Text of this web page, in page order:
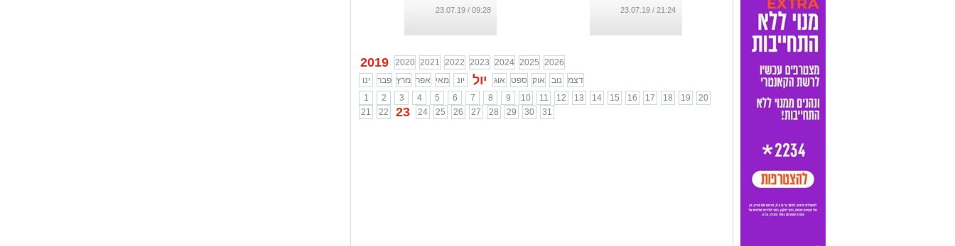
21:24 / 23.07.19
09:28 / 23.07.19
2019 2020 2021 2022 2023 2024 2025 2026
ינו
פבר מרץ אפר מאי יונ יול אוג ספט אוק נוב
דצמ
1
2 3 4 5 6 7 8 9 10 11 12 13 14 15 16 17 18 19
20
21
22 23 24 25 26 27 28 29 30 31